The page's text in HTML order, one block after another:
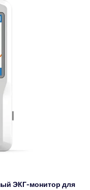
ЭКГ-монитор для